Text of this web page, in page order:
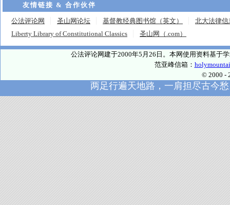
友情链接 & 合作伙伴
公法评论网 圣山网论坛 基督教经典图书馆（英文）
北大法律信
Liberty Library of Constitutional Classics
圣山网（.com）
公法评论网建于2000年5月26日。本网使用资料基于
范亚峰信箱：
© 2000 -
两足行遍天地路，一肩担尽古今